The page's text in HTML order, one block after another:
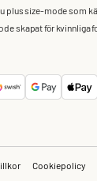
plus size-mode som
skapat för kvinnliga
Cookiepolicy